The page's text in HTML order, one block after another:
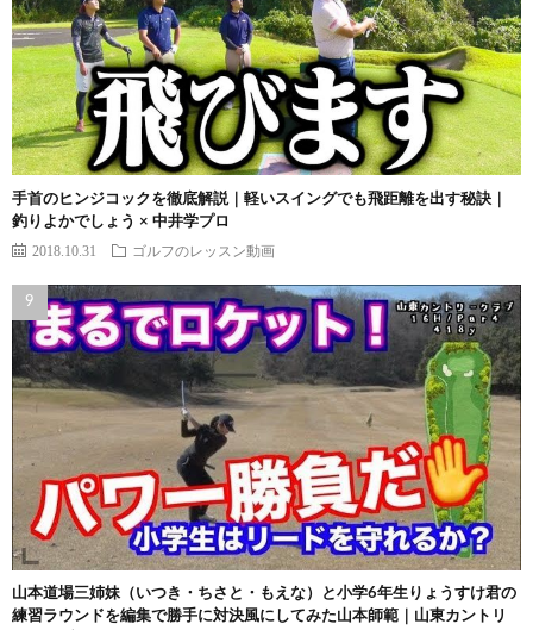
手首のヒンジコックを徹底解説｜軽いスイングでも飛距離を出す秘訣｜
釣りよかでしょう × 中井学プロ
2018.10.31 ゴルフのレッスン動画
山本道場三姉妹（いつき・ちさと・もえな）と小学6年生りょうすけ君の
練習ラウンドを編集で勝手に対決風にしてみた山本師範｜山東カントリ